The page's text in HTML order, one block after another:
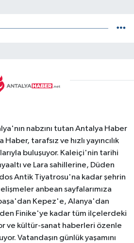
nabzını tutan Antalya Haber
Haber, tarafsız ve hızlı yayıncılık
buluşuyor. Kaleiçi'nin tarihi
ve Lara sahillerine, Düden
Antik Tiyatrosu'na kadar şehrin
anbean sayfalarımıza
Kepez'e, Alanya'dan
Finike'ye kadar tüm ilçelerdeki
ve kültür-sanat haberleri özenle
Vatandaşın günlük yaşamını